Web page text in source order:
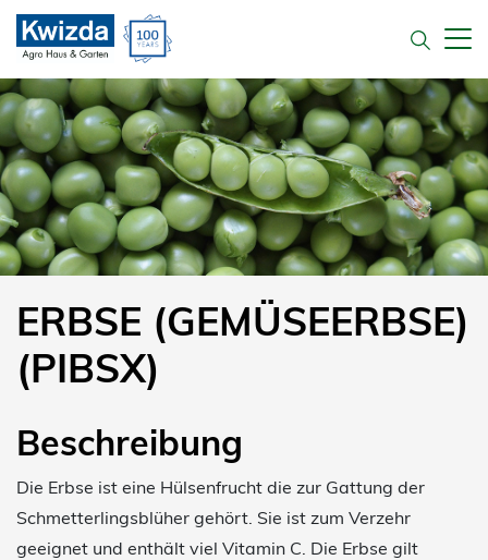
ERBSE (GEMÜSEERBSE)
(PIBSX)
Beschreibung
Die Erbse ist eine Hülsenfrucht die zur Gattung der
Schmetterlingsblüher gehört. Sie ist zum Verzehr
geeignet und enthält viel Vitamin C. Die Erbse gilt